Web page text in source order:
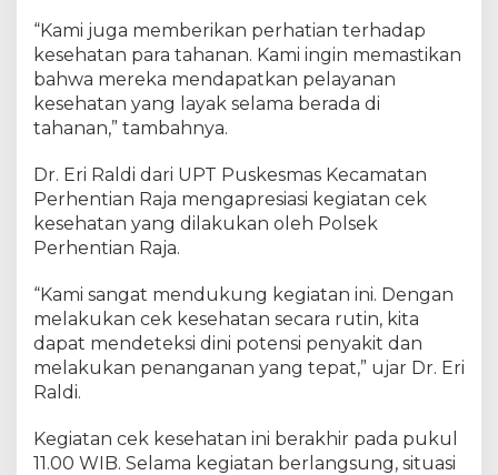
e
h
a
t
a
P
s
o
e
l
&
T
a
n
“Kami juga memberikan perhatian terhadap
kesehatan para tahanan. Kami ingin memastikan
bahwa mereka mendapatkan pelayanan
kesehatan yang layak selama berada di
tahanan,” tambahnya.
Dr. Eri Raldi dari UPT Puskesmas Kecamatan
Perhentian Raja mengapresiasi kegiatan cek
kesehatan yang dilakukan oleh Polsek
Perhentian Raja.
“Kami sangat mendukung kegiatan ini. Dengan
melakukan cek kesehatan secara rutin, kita
dapat mendeteksi dini potensi penyakit dan
melakukan penanganan yang tepat,” ujar Dr. Eri
Raldi.
Kegiatan cek kesehatan ini berakhir pada pukul
11.00 WIB. Selama kegiatan berlangsung, situasi